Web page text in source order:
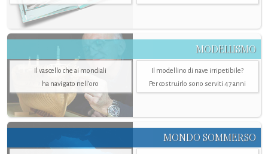
MODELLISMO
Il vascello che ai mondiali
ha navigato nell’oro
Il modellino di nave irripetibile?
Per costruirlo sono serviti 47 anni
MONDO SOMMERSO